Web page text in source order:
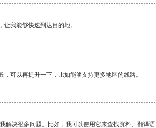
我能够快速到达目的地。
可以再提升一下，比如能够支持更多地区的线路。
解决很多问题。比如，我可以使用它来查找资料、翻译语